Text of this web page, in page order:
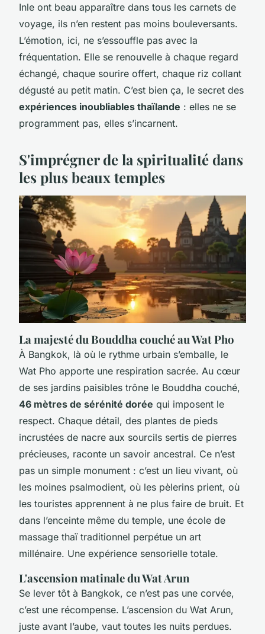
Inle ont beau apparaître dans tous les carnets de
voyage, ils n’en restent pas moins bouleversants.
L’émotion, ici, ne s’essouffle pas avec la
fréquentation. Elle se renouvelle à chaque regard
échangé, chaque sourire offert, chaque riz collant
dégusté au petit matin. C’est bien ça, le secret des
expériences inoubliables thaïlande : elles ne se
programment pas, elles s’incarnent.
S'imprégner de la spiritualité dans
les plus beaux temples
La majesté du Bouddha couché au Wat Pho
À Bangkok, là où le rythme urbain s’emballe, le
Wat Pho apporte une respiration sacrée. Au cœur
de ses jardins paisibles trône le Bouddha couché,
46 mètres de sérénité dorée qui imposent le
respect. Chaque détail, des plantes de pieds
incrustées de nacre aux sourcils sertis de pierres
précieuses, raconte un savoir ancestral. Ce n’est
pas un simple monument : c’est un lieu vivant, où
les moines psalmodient, où les pèlerins prient, où
les touristes apprennent à ne plus faire de bruit. Et
dans l’enceinte même du temple, une école de
massage thaï traditionnel perpétue un art
millénaire. Une expérience sensorielle totale.
L'ascension matinale du Wat Arun
Se lever tôt à Bangkok, ce n’est pas une corvée,
c’est une récompense. L’ascension du Wat Arun,
juste avant l’aube, vaut toutes les nuits perdues.